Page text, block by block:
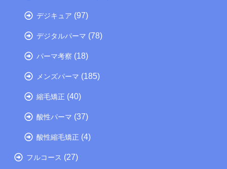
デジキュア (97)
デジタルパーマ (78)
パーマ考察 (18)
メンズパーマ (185)
縮毛矯正 (40)
酸性パーマ (37)
酸性縮毛矯正 (4)
フルコース (27)